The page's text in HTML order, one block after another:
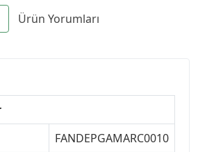
Ürün Yorumları
FANDEPGAMARC0010